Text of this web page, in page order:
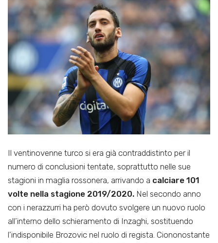
Il ventinovenne turco si era già contraddistinto per il
numero di conclusioni tentate, soprattutto nelle sue
stagioni in maglia rossonera, arrivando a calciare 101
volte nella stagione 2019/2020. Nel secondo anno
con i nerazzurri ha però dovuto svolgere un nuovo ruolo
all’interno dello schieramento di Inzaghi, sostituendo
l’indisponibile Brozovic nel ruolo di regista. Ciononostante